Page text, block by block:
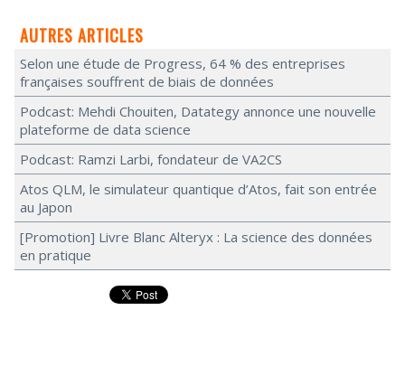
AUTRES ARTICLES
Selon une étude de Progress, 64 % des entreprises
françaises souffrent de biais de données
Podcast: Mehdi Chouiten, Datategy annonce une nouvelle
plateforme de data science
Podcast: Ramzi Larbi, fondateur de VA2CS
Atos QLM, le simulateur quantique d’Atos, fait son entrée
au Japon
[Promotion] Livre Blanc Alteryx : La science des données
en pratique